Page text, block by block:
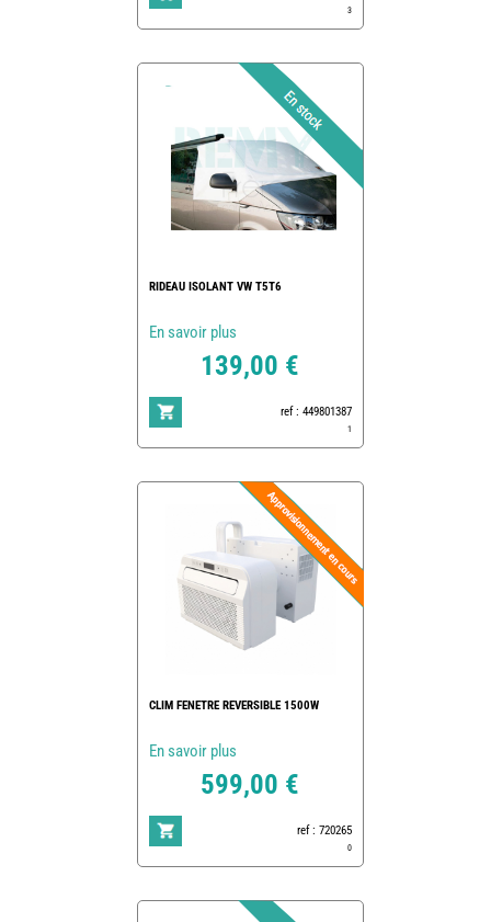
3
RIDEAU ISOLANT VW T5T6
En savoir plus
139,00 €
ref : 449801387
1
CLIM FENETRE REVERSIBLE 1500W
En savoir plus
599,00 €
ref : 720265
0